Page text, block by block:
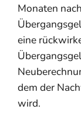
Monaten
eine
dem der
wird.